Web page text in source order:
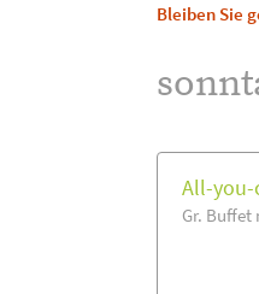
Bleiben Sie
All-you-
Gr. Buffet